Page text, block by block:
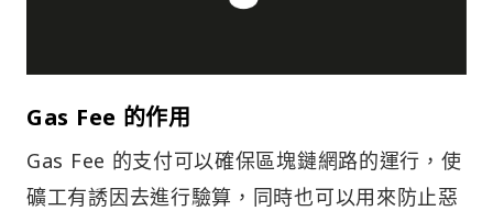
Gas Fee 的作用
Gas Fee 的支付可以確保區塊鏈網路的運行，使
礦工有誘因去進行驗算，同時也可以用來防止惡